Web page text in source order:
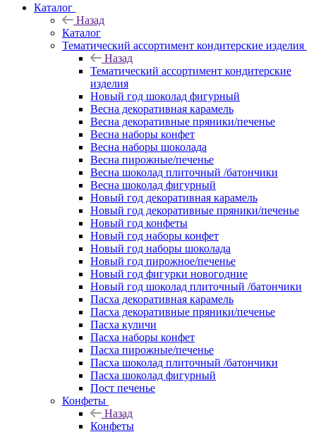
Каталог
Назад
Каталог
Тематический ассортимент кондитерские изделия
Назад
Тематический ассортимент кондитерские
изделия
Новый год шоколад фигурный
Весна декоративная карамель
Весна декоративные пряники/печенье
Весна наборы конфет
Весна наборы шоколада
Весна пирожные/печенье
Весна шоколад плиточный /батончики
Весна шоколад фигурный
Новый год декоративная карамель
Новый год декоративные пряники/печенье
Новый год конфеты
Новый год наборы конфет
Новый год наборы шоколада
Новый год пирожное/печенье
Новый год фигурки новогодние
Новый год шоколад плиточный /батончики
Пасха декоративная карамель
Пасха декоративные пряники/печенье
Пасха куличи
Пасха наборы конфет
Пасха пирожные/печенье
Пасха шоколад плиточный /батончики
Пасха шоколад фигурный
Пост печенье
Конфеты
Назад
Конфеты